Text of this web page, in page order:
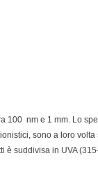
100 nm e 1 mm. Lo
sono a loro volta
è suddivisa in UVA